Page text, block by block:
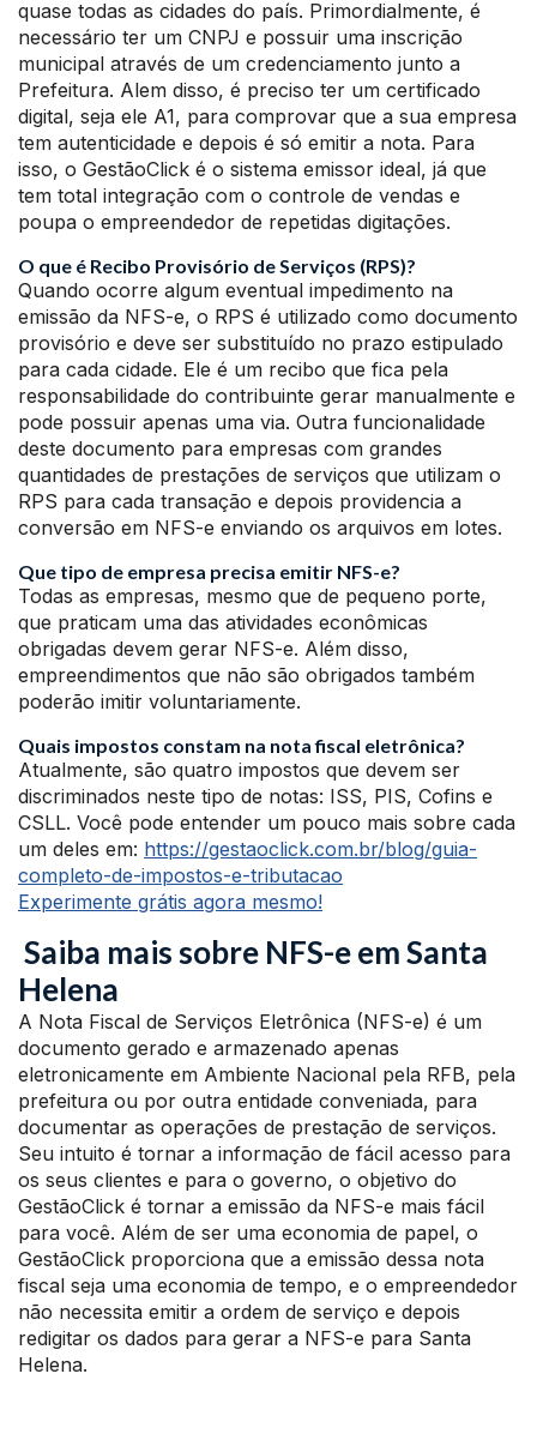
quase todas as cidades do país. Primordialmente, é
necessário ter um CNPJ e possuir uma inscrição
municipal através de um credenciamento junto a
Prefeitura. Alem disso, é preciso ter um certificado
digital, seja ele A1, para comprovar que a sua empresa
tem autenticidade e depois é só emitir a nota. Para
isso, o GestãoClick é o sistema emissor ideal, já que
tem total integração com o controle de vendas e
poupa o empreendedor de repetidas digitações.
O que é Recibo Provisório de Serviços (RPS)?
Quando ocorre algum eventual impedimento na
emissão da NFS-e, o RPS é utilizado como documento
provisório e deve ser substituído no prazo estipulado
para cada cidade. Ele é um recibo que fica pela
responsabilidade do contribuinte gerar manualmente e
pode possuir apenas uma via. Outra funcionalidade
deste documento para empresas com grandes
quantidades de prestações de serviços que utilizam o
RPS para cada transação e depois providencia a
conversão em NFS-e enviando os arquivos em lotes.
Que tipo de empresa precisa emitir NFS-e?
Todas as empresas, mesmo que de pequeno porte,
que praticam uma das atividades econômicas
obrigadas devem gerar NFS-e. Além disso,
empreendimentos que não são obrigados também
poderão imitir voluntariamente.
Quais impostos constam na nota fiscal eletrônica?
Atualmente, são quatro impostos que devem ser
discriminados neste tipo de notas: ISS, PIS, Cofins e
CSLL. Você pode entender um pouco mais sobre cada
um deles em: https://gestaoclick.com.br/blog/guia-
completo-de-impostos-e-tributacao
Experimente grátis agora mesmo!
Saiba mais sobre NFS-e em Santa
Helena
A Nota Fiscal de Serviços Eletrônica (NFS-e) é um
documento gerado e armazenado apenas
eletronicamente em Ambiente Nacional pela RFB, pela
prefeitura ou por outra entidade conveniada, para
documentar as operações de prestação de serviços.
Seu intuito é tornar a informação de fácil acesso para
os seus clientes e para o governo, o objetivo do
GestãoClick é tornar a emissão da NFS-e mais fácil
para você. Além de ser uma economia de papel, o
GestãoClick proporciona que a emissão dessa nota
fiscal seja uma economia de tempo, e o empreendedor
não necessita emitir a ordem de serviço e depois
redigitar os dados para gerar a NFS-e para Santa
Helena.